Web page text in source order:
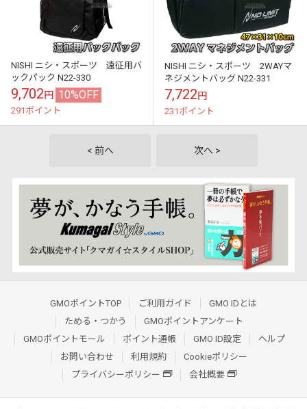
NISHI ニシ・スポーツ 遠征用バ
ックパック N22-330
9,702円 10%OFF
291ポイント
NISHI ニシ・スポーツ 2WAYマ
ネジメントバッグ N22-331
7,722円
231ポイント
< 前へ 次へ >
GMOポイントTOP ご利用ガイド
GMO IDとは
ためる・つかう
GMOポイントアンケート
GMOポイントモール
ポイント通帳 GMO ID設定
ヘルプ
お問い合わせ
利用規約
Cookieポリシー
プライバシーポリシー
会社概要